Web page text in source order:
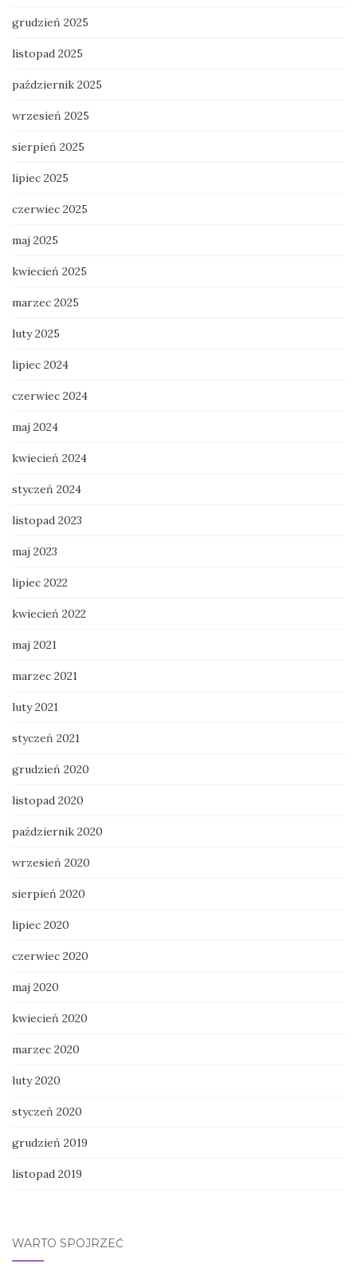
grudzień 2025
listopad 2025
październik 2025
wrzesień 2025
sierpień 2025
lipiec 2025
czerwiec 2025
maj 2025
kwiecień 2025
marzec 2025
luty 2025
lipiec 2024
czerwiec 2024
maj 2024
kwiecień 2024
styczeń 2024
listopad 2023
maj 2023
lipiec 2022
kwiecień 2022
maj 2021
marzec 2021
luty 2021
styczeń 2021
grudzień 2020
listopad 2020
październik 2020
wrzesień 2020
sierpień 2020
lipiec 2020
czerwiec 2020
maj 2020
kwiecień 2020
marzec 2020
luty 2020
styczeń 2020
grudzień 2019
listopad 2019
WARTO SPOJRZEĆ